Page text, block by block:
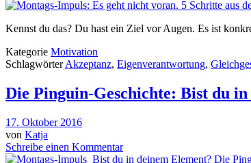
Kennst du das? Du hast ein Ziel vor Augen. Es ist
Kategorie Motivation
SchlagwörterAkzeptanz, Eigenverantwortung,
Die Pinguin-Geschichte: Bist du
17. Oktober 2016
von Katja
Schreibe einen Kommentar